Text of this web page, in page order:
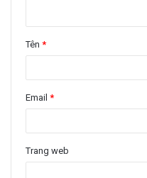
Tên *
Email *
Trang web